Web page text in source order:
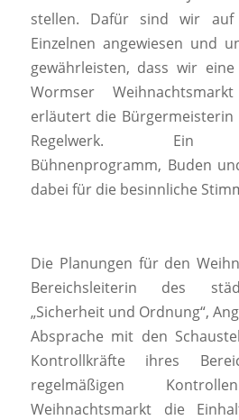
stellen. Dafür sind wir
Einzelnen angewiesen und
gewährleisten, dass wir
Wormser
erläutert die Bürgermeisterin
Regelwerk. Ein
Bühnenprogramm, Buden
dabei für die besinnliche
Die Planungen für den
Bereichsleiterin des
„Sicherheit und Ordnung“,
Absprache mit den
Kontrollkräfte ihres
regelmäßigen
Weihnachtsmarkt die